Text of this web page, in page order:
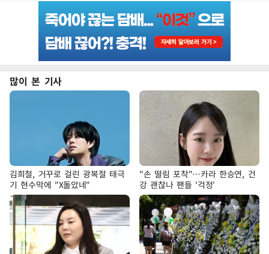
많이 본 기사
김희철, 거꾸로 걸린 광복절 태극
기 현수막에 "X돌았네"
"손 떨림 포착"…카라 한승연, 건
강 괜찮나 팬들 '걱정'